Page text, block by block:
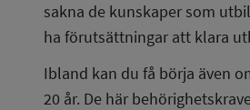
sakna de kunskaper som
ha förutsättningar att klara
Ibland kan du få börja även
20 år. De här